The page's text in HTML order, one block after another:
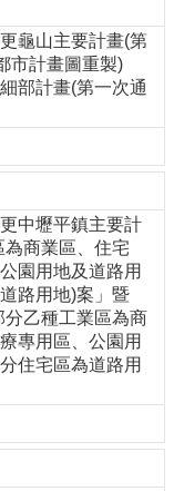
龜山主要計畫(第
市計畫圖重製)
部計畫(第一次通
中壢平鎮主要計
商業區、住宅
園用地及道路用
路用地)案」暨
分乙種工業區為商
專用區、公園用
住宅區為道路用